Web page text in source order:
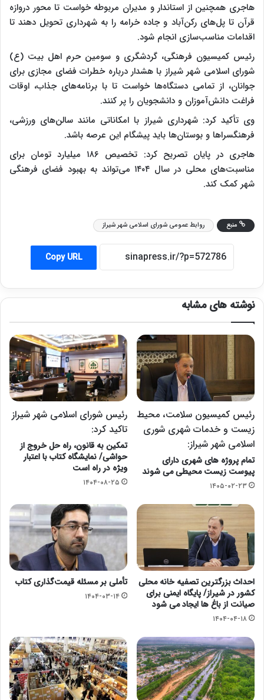
هاجری همچنین از استاندار و مدیران مربوطه خواست تا محور دروازه
قرآن تا پل‌های رکن‌آباد و جاده خرامه را به شهرداری تحویل دهند تا
اقدامات مناسب‌سازی انجام شود.
رئیس کمیسیون فرهنگی، گردشگری و سومین حرم اهل بیت (ع)
شورای اسلامی شهر شیراز با هشدار درباره خطرات فضای مجازی برای
جوانان، از تمامی دستگاه‌ها خواست تا با برنامه‌های جذاب، اوقات
فراغت دانش‌آموزان و دانشجویان را پر کنند.
وی تأکید کرد: شهرداری شیراز با امکاناتی مانند سالن‌های ورزشی،
فرهنگسراها و بوستان‌ها باید پیشگام این عرصه باشد.
هاجری در پایان تصریح کرد: تخصیص ۱۸۶ میلیارد تومان برای
مناسبت‌های محلی در سال ۱۴۰۴ می‌تواند به بهبود فضای فرهنگی
شهر کمک کند.
منبع روابط عمومی شورای اسلامی شهر شیراز
Copy URL
نوشته های مشابه
رئیس کمیسیون سلامت، محیط
زیست و خدمات شهری شوری
اسلامی شهر شیراز:
تمام پروژه های شهری دارای
پیوست زیست محیطی می شوند
۱۴۰۵-۰۲-۲۳
رئیس شورای اسلامی شهر شیراز
تاکید کرد:
تمکین به قانون، راه حل خروج از
حواشی/ نمایشگاه کتاب با اعتبار
ویژه در راه است
۱۴۰۴-۰۸-۲۵
احداث بزرگترین تصفیه خانه محلی
کشور در شیراز/ پایگاه ایمنی برای
صیانت از باغ ها ایجاد می شود
۱۴۰۴-۰۴-۱۸
تأملی بر مسئله قیمت‌گذاری کتاب
۱۴۰۴-۰۳-۱۴